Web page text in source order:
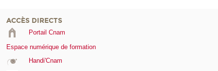
ACCÈS DIRECTS
Portail Cnam
Espace numérique de formation
Handi'Cnam